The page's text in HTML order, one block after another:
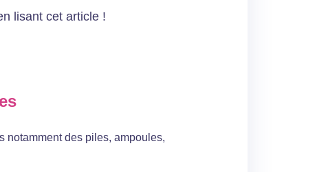
lisant cet article !
notamment des piles, ampoules,